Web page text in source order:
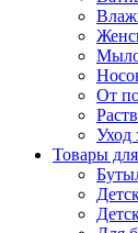
От
Уход
Товары